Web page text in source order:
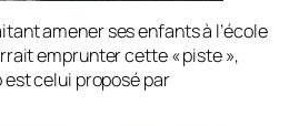
amener ses enfants à l’école
emprunter cette « piste »,
celui proposé par